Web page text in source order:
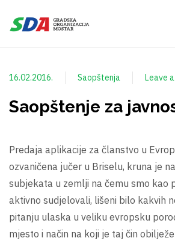
16.02.2016. Saopštenja Leave
Saopštenje za
Predaja aplikacije za članstvo u
ozvaničena jučer u Briselu, kruna je
subjekata u zemlji na čemu smo kao
aktivno sudjelovali, lišeni bilo kakvih
pitanju ulaska u veliku evropsku
mjesto i način na koji je taj čin